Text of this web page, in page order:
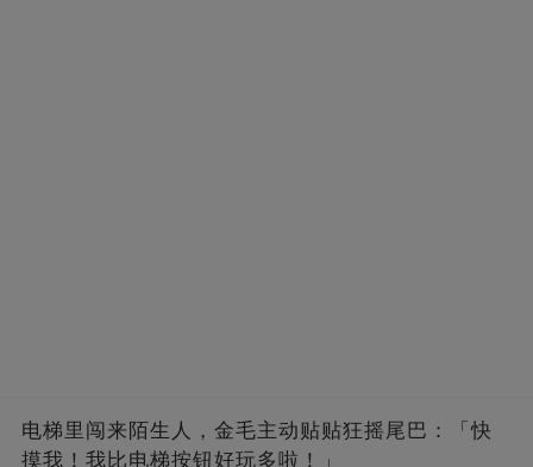
电梯里闯来陌生人，金毛主动贴贴狂摇尾巴：「快
摸我！我比电梯按钮好玩多啦！」